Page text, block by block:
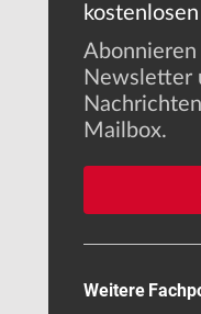
Abonnieren
Newsletter
Mailbox.
Weitere